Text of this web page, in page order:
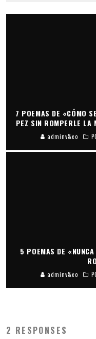
7 POEMAS DE «CÓMO
PEZ SIN ROMPERLE
adminv&co
5 POEMAS DE
adminv&co
2 RESPONSES